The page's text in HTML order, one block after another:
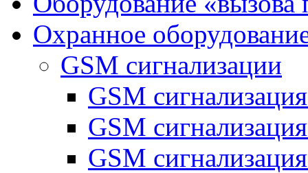
Охранное
GSM сигнализации
GSM
GSM
GSM